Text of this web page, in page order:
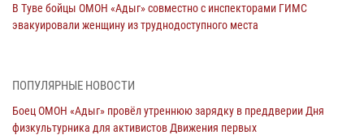
В Туве бойцы ОМОН «Адыг» совместно с инспекторами ГИМС
эвакуировали женщину из труднодоступного места
Росгвардия проверила организацию отдыха детей в детских
31 июля 2026, 03:49
ПОПУЛЯРНЫЕ НОВОСТИ
Боец ОМОН «Адыг» провёл утреннюю зарядку в преддверии Дня
физкультурника для активистов Движения первых